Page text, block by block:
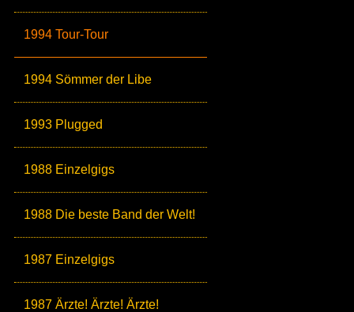
1994 Tour-Tour
1994 Sömmer der Libe
1993 Plugged
1988 Einzelgigs
1988 Die beste Band der Welt!
1987 Einzelgigs
1987 Ärzte! Ärzte! Ärzte!